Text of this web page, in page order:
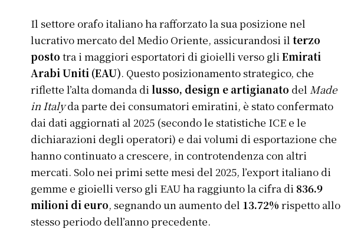
Il settore orafo italiano ha rafforzato la sua posizione nel
lucrativo mercato del Medio Oriente, assicurandosi ilterzo
posto tra i maggiori esportatori di gioielli verso gliEmirati
Arabi Uniti (EAU). Questo posizionamento strategico, che
riflette l’alta domanda dilusso, design e artigianato delMade
in Italyda parte dei consumatori emiratini, è stato confermato
dai dati aggiornati al 2025 (secondo le statistiche ICE e le
dichiarazioni degli operatori) e dai volumi di esportazione che
hanno continuato a crescere, in controtendenza con altri
mercati. Solo nei primi sette mesi del 2025, l’export italiano di
gemme e gioielli verso gli EAU ha raggiunto la cifra di 836.9
milioni di euro, segnando un aumento del 13.72% rispetto allo
stesso periodo dell’anno precedente.